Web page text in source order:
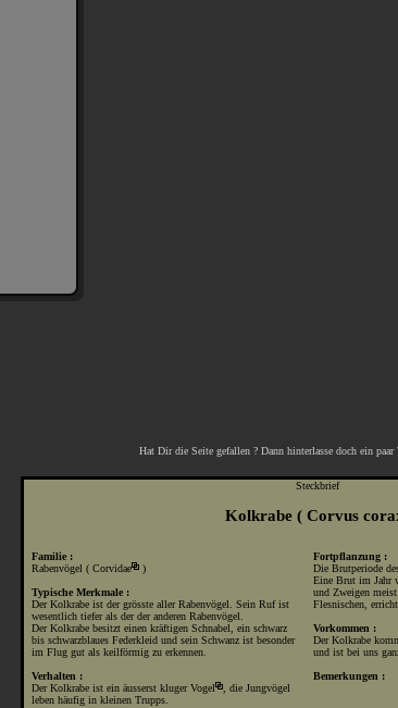
Hat Dir die Seite gefallen ? Dann hinterlasse doch ein paar
Steckbrief
Kolkrabe ( Corvus
Familie :
Rabenvögel ( Corvidae
)
Typische Merkmale :
Der Kolkrabe ist der grösste aller Rabenvögel. Sein Ruf ist
wesentlich tiefer als der der anderen Rabenvögel.
Der Kolkrabe besitzt einen kräftigen Schnabel, ein schwarz
bis schwarzblaues Federkleid und sein Schwanz ist besonder
im Flug gut als keilförmig zu erkennen.
Verhalten :
Der Kolkrabe ist ein äusserst klugerVogel
, die Jungvögel
leben häufig in kleinen Trupps.
Fortpflanzung :
Die Brutperiode
Eine Brut im Jahr
und Zweigen
Flesnischen,
Vorkommen :
Der Kolkrabe
und ist bei uns
Bemerkungen :